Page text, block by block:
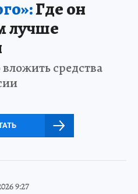
Где он
лучше
средства
9:27